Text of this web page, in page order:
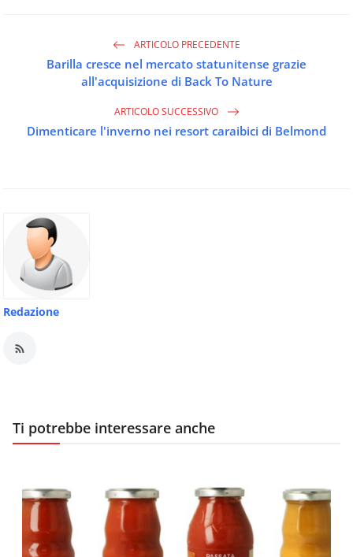
ARTICOLO PRECEDENTE
Barilla cresce nel mercato statunitense grazie
all'acquisizione di Back To Nature
ARTICOLO SUCCESSIVO
Dimenticare l'inverno nei resort caraibici di Belmond
Redazione
Ti potrebbe interessare anche